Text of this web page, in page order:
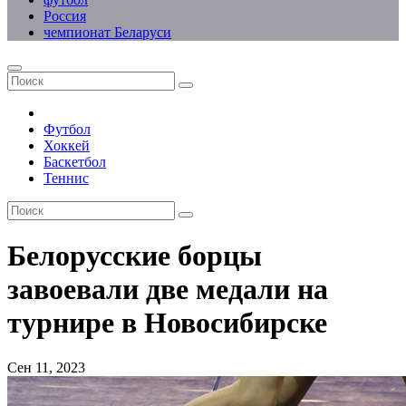
Россия
чемпионат Беларуси
Футбол
Хоккей
Баскетбол
Теннис
Белорусские борцы
завоевали две медали на
турнире в Новосибирске
Сен 11, 2023